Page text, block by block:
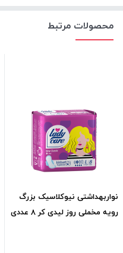
محصولات مرتبط
نواربهداشتی نیوکلاسیک بزرگ
رویه مخملی روز لیدی کر 8 عددی